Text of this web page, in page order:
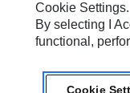
Privacy
US- Español© 2026
Cookie Settings.
By selecting I
functional,
Cookie